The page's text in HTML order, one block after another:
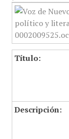
Título:
Descripción: